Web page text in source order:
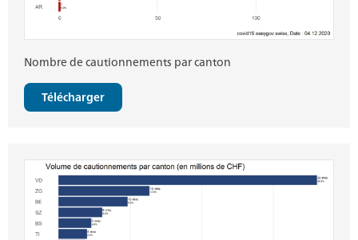
Nombre de cautionnements par canton
Télécharger